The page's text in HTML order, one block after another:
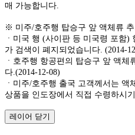
매 가능합니다.
※ 미주/호주행 탑승구 앞 액체류 추
ㆍ미국 행 (사이판 등 미국령 포함
가 검색이 폐지되었습니다. (2014-
ㆍ호주행 항공편의 탑승구 앞 액체
다.(2014-12-08)
ㆍ미주/호주행 출국 고객께서는
상품을 인도장에서 직접 수령하시
레이어 닫기